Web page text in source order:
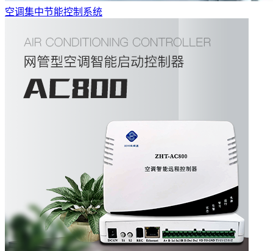
空调集中节能控制系统